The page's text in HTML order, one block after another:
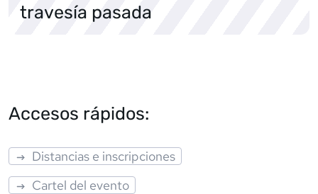
travesía pasada
Accesos rápidos:
Distancias e inscripciones
Cartel del evento